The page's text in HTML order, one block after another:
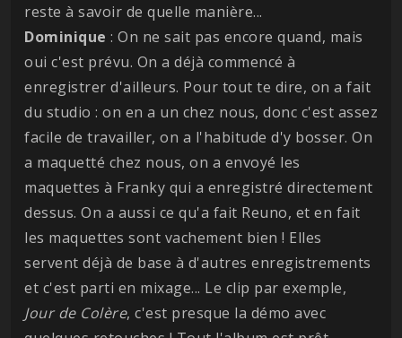
reste à savoir de quelle manière...
Dominique : On ne sait pas encore quand, mais
oui c'est prévu. On a déjà commencé à
enregistrer d'ailleurs. Pour tout te dire, on a fait
du studio : on en a un chez nous, donc c'est assez
facile de travailler, on a l'habitude d'y bosser. On
a maquetté chez nous, on a envoyé les
maquettes à Franky qui a enregistré directement
dessus. On a aussi ce qu'a fait Reuno, et en fait
les maquettes sont vachement bien ! Elles
servent déjà de base à d'autres enregistrements
et c'est parti en mixage... Le clip par exemple,
Jour de Colère, c'est presque la démo avec